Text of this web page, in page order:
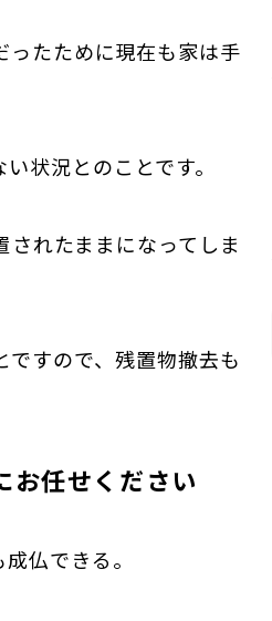
たために現在も家は手
状況とのことです。
れたままになってしま
すので、残置物撤去も
お任せください
仏できる。